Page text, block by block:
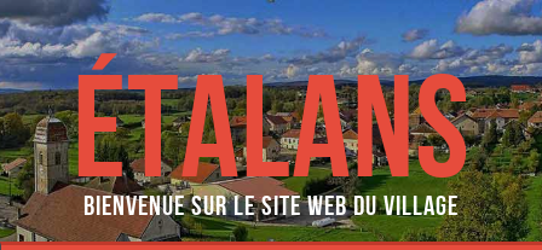
ÉTALANS
Bienvenue sur le site web du village